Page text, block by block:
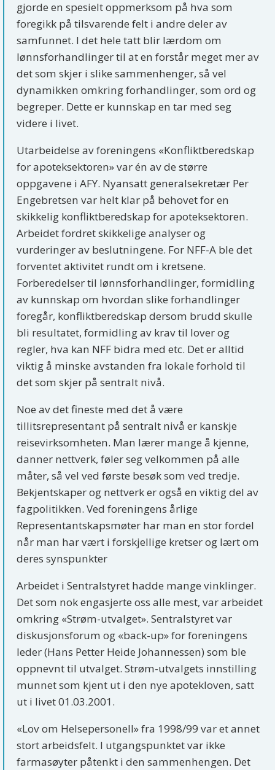
gjorde en spesielt oppmerksom på hva som
foregikk på tilsvarende felt i andre deler av
samfunnet. I det hele tatt blir lærdom om
lønnsforhandlinger til at en forstår meget mer av
det som skjer i slike sammenhenger, så vel
dynamikken omkring forhandlinger, som ord og
begreper. Dette er kunnskap en tar med seg
videre i livet.
Utarbeidelse av foreningens «Konfliktberedskap
for apoteksektoren» var én av de større
oppgavene i AFY. Nyansatt generalsekretær Per
Engebretsen var helt klar på behovet for en
skikkelig konfliktberedskap for apoteksektoren.
Arbeidet fordret skikkelige analyser og
vurderinger av beslutningene. For NFF-A ble det
forventet aktivitet rundt om i kretsene.
Forberedelser til lønnsforhandlinger, formidling
av kunnskap om hvordan slike forhandlinger
foregår, konfliktberedskap dersom brudd skulle
bli resultatet, formidling av krav til lover og
regler, hva kan NFF bidra med etc. Det er alltid
viktig å minske avstanden fra lokale forhold til
det som skjer på sentralt nivå.
Noe av det fineste med det å være
tillitsrepresentant på sentralt nivå er kanskje
reisevirksomheten. Man lærer mange å kjenne,
danner nettverk, føler seg velkommen på alle
måter, så vel ved første besøk som ved tredje.
Bekjentskaper og nettverk er også en viktig del av
fagpolitikken. Ved foreningens årlige
Representantskapsmøter har man en stor fordel
når man har vært i forskjellige kretser og lært om
deres synspunkter
Arbeidet i Sentralstyret hadde mange vinklinger.
Det som nok engasjerte oss alle mest, var arbeidet
omkring «Strøm-utvalget». Sentralstyret var
diskusjonsforum og «back-up» for foreningens
leder (Hans Petter Heide Johannessen) som ble
oppnevnt til utvalget. Strøm-utvalgets innstilling
munnet som kjent ut i den nye apotekloven, satt
ut i livet 01.03.2001.
«Lov om Helsepersonell» fra 1998/99 var et annet
stort arbeidsfelt. I utgangspunktet var ikke
farmasøyter påtenkt i den sammenhengen. Det